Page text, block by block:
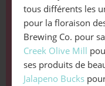
tous différents les
pour la floraison
Brewing Co. pour
Creek Olive Mill
ses produits de
Jalapeno Buckspour